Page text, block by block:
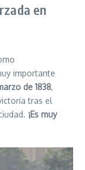
en
importante
de 1838,
tras el
¡Es muy